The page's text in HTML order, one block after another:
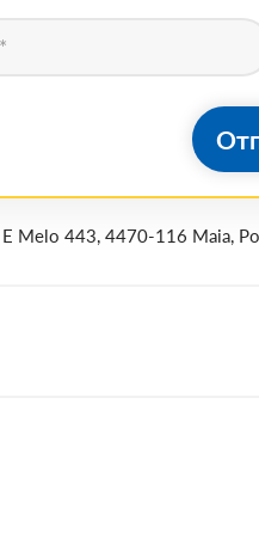
E Melo 443, 4470-116 Maia,